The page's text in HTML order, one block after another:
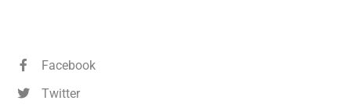
Facebook
Twitter